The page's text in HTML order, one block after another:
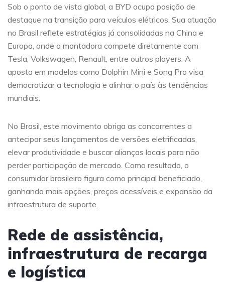
Sob o ponto de vista global, a BYD ocupa posição de
destaque na transição para veículos elétricos. Sua atuação
no Brasil reflete estratégias já consolidadas na China e
Europa, onde a montadora compete diretamente com
Tesla, Volkswagen, Renault, entre outros players. A
aposta em modelos como Dolphin Mini e Song Pro visa
democratizar a tecnologia e alinhar o país às tendências
mundiais.
No Brasil, este movimento obriga as concorrentes a
antecipar seus lançamentos de versões eletrificadas,
elevar produtividade e buscar alianças locais para não
perder participação de mercado. Como resultado, o
consumidor brasileiro figura como principal beneficiado,
ganhando mais opções, preços acessíveis e expansão da
infraestrutura de suporte.
Rede de assistência,
infraestrutura de recarga
e logística